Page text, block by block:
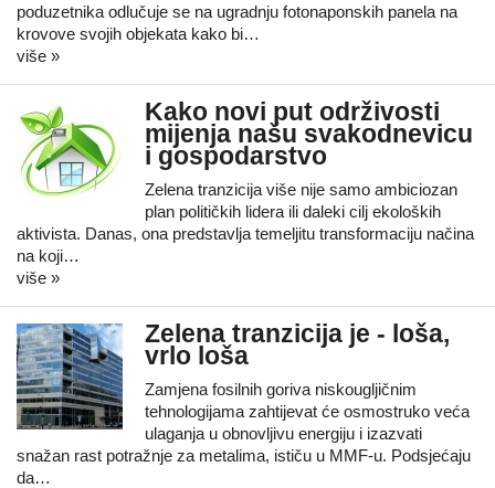
poduzetnika odlučuje se na ugradnju fotonaponskih panela na
krovove svojih objekata kako bi…
više »
Kako novi put održivosti
mijenja našu svakodnevicu
i gospodarstvo
Zelena tranzicija više nije samo ambiciozan
plan političkih lidera ili daleki cilj ekoloških
aktivista. Danas, ona predstavlja temeljitu transformaciju načina
na koji…
više »
Zelena tranzicija je - loša,
vrlo loša
Zamjena fosilnih goriva niskougljičnim
tehnologijama zahtijevat će osmostruko veća
ulaganja u obnovljivu energiju i izazvati
snažan rast potražnje za metalima, ističu u MMF-u. Podsjećaju
da…